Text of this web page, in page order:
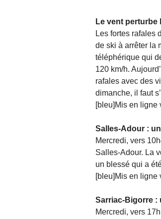
Le vent perturbe
Les fortes rafales
de ski à arrêter la
téléphérique qui
120 km/h.
rafales avec des
dimanche, il faut
[bleu]Mis en ligne
Salles-Adour :
Mercredi, vers
Salles-Adour. La
un blessé qui a
[bleu]Mis en ligne
Sarriac-Bigorre :
Mercredi, vers